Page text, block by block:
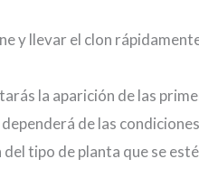
y llevar el clon
la aparición de las
de las
tipo de planta que se esté